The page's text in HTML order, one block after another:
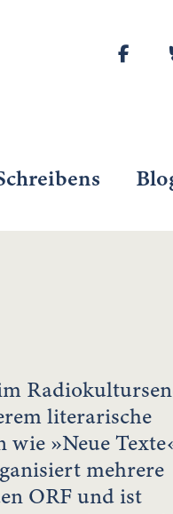
literarische
»Neue
mehrere
ORF und ist